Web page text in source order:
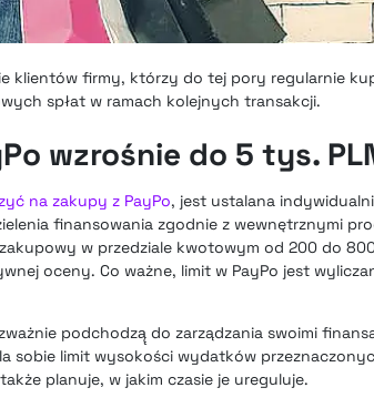
klientów firmy, którzy do tej pory regularnie
spłat w ramach kolejnych transakcji.
wzrośnie do 5 tys.
na zakupy z PayPo, jest ustalana
finansowania zgodnie z wewnętrznymi
w przedziale kwotowym od 200 do 800
oceny. Co ważne, limit w PayPo jest
podchodzą̨ do zarządzania swoimi
sobie limit wysokości wydatków
planuje, w jakim czasie je ureguluje.